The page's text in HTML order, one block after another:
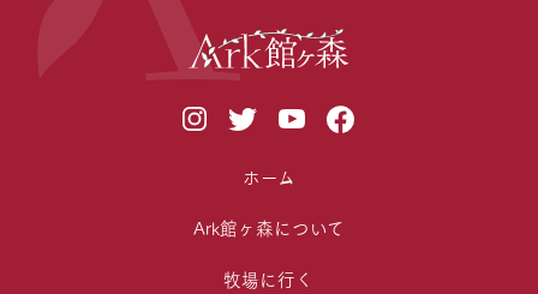
ホーム
Ark館ヶ森について
牧場に行く